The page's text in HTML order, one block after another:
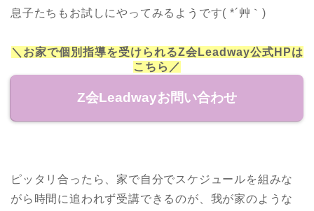
息子たちもお試しにやってみるようです( *´艸｀)
＼お家で個別指導を受けられるZ会Leadway公式HPは
こちら／
Z会Leadwayお問い合わせ
ピッタリ合ったら、家で自分でスケジュールを組みな
がら時間に追われず受講できるのが、我が家のような